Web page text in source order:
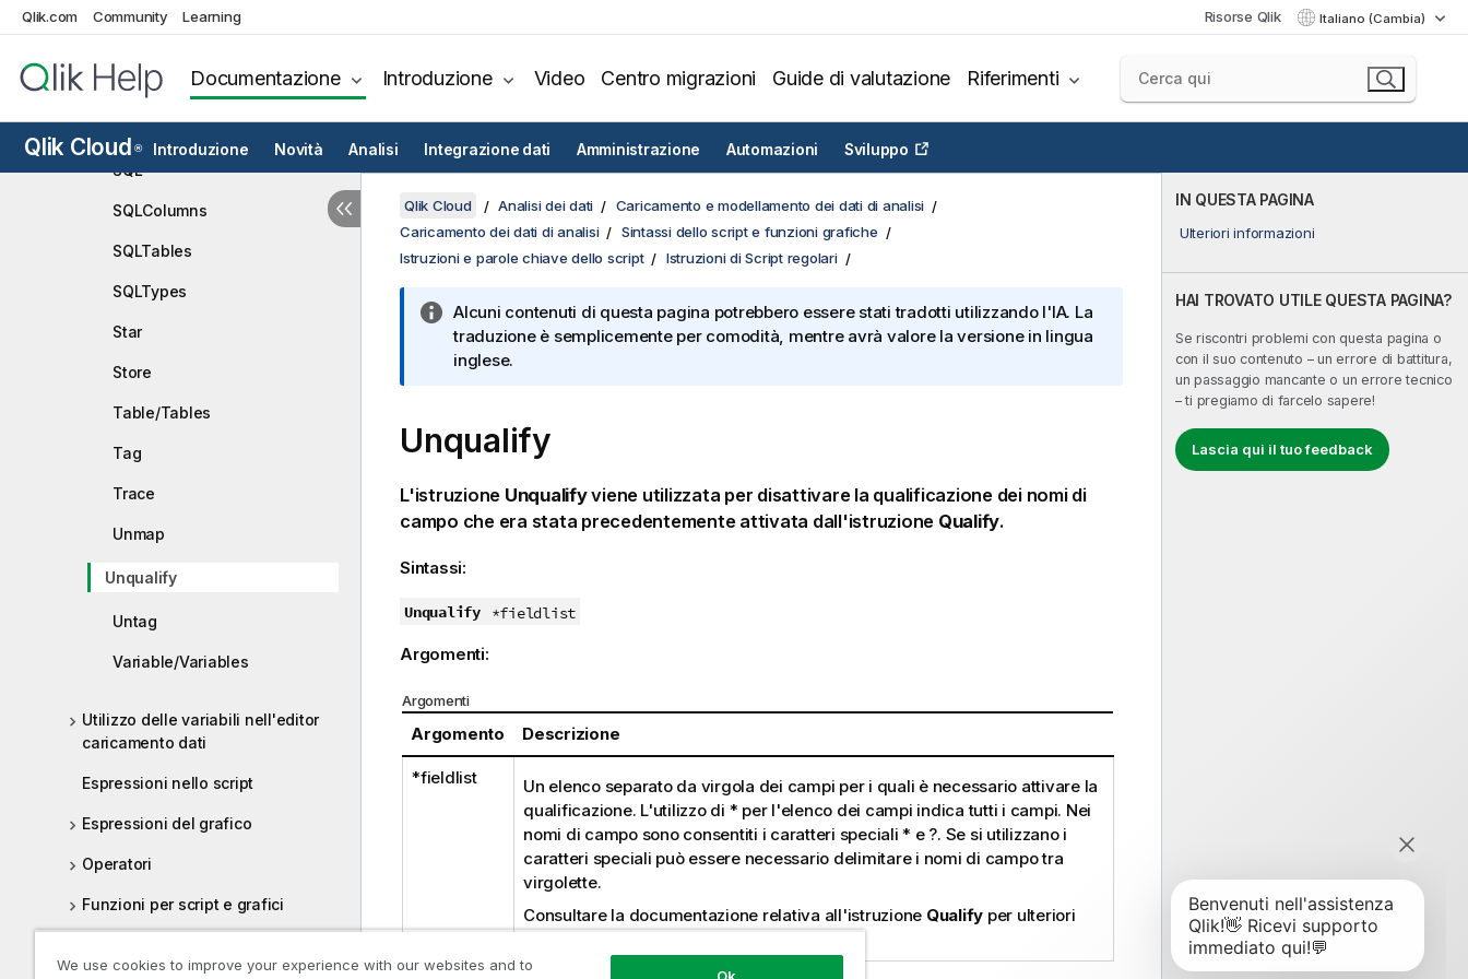
Qlik.com Community Learning Risorse Qlik Italiano (Cambia)
Documentazione Introduzione Video Centro migrazioni Guide di valutazione Riferimenti
Qlik Cloud ® Introduzione Novità Analisi Integrazione dati Amministrazione Automazioni Sviluppo
Section
Set
SQL
SQLColumns
SQLTables
SQLTypes
Star
Store
Table/Tables
Tag
Trace
Unmap
Unqualify
Untag
Variable/Variables
Utilizzo delle variabili nell'editor
caricamento dati
Espressioni nello script
Espressioni del grafico
Operatori
Funzioni per script e grafici
IN QUESTA PAGINA
Ulteriori informazioni
HAI TROVATO UTILE QUESTA PAGINA?
Se riscontri problemi con questa pagina o
con il suo contenuto – un errore di battitura,
un passaggio mancante o un errore tecnico
– ti pregiamo di farcelo sapere!
Lascia qui il tuo feedback
Qlik Cloud Analisi dei dati
Caricamento e modellamento dei dati di analisi
Caricamento dei dati di analisi
Sintassi dello script e funzioni grafiche
Istruzioni e parole chiave dello script
Istruzioni di Script regolari
Alcuni contenuti di questa pagina potrebbero essere stati tradotti utilizzando l'IA. La
traduzione è semplicemente per comodità, mentre avrà valore la versione in lingua
inglese.
Unqualify
L'istruzione Unqualifyviene utilizzata per disattivare la qualificazione dei nomi di
campo che era stata precedentemente attivata dall'istruzione Qualify.
Sintassi:
Unqualify *fieldlist
Argomenti:
Argomenti
Argomento Descrizione
*fieldlist
Un elenco separato da virgola dei campi per i quali è necessario attivare la
qualificazione. L'utilizzo di * per l'elenco dei campi indica tutti i campi. Nei
nomi di campo sono consentiti i caratteri speciali* e ?. Se si utilizzano i
caratteri speciali può essere necessario delimitare i nomi di campo tra
virgolette.
Consultare la documentazione relativa all'istruzione Qualify per ulteriori
We use cookies to improve your experience with our websites and to